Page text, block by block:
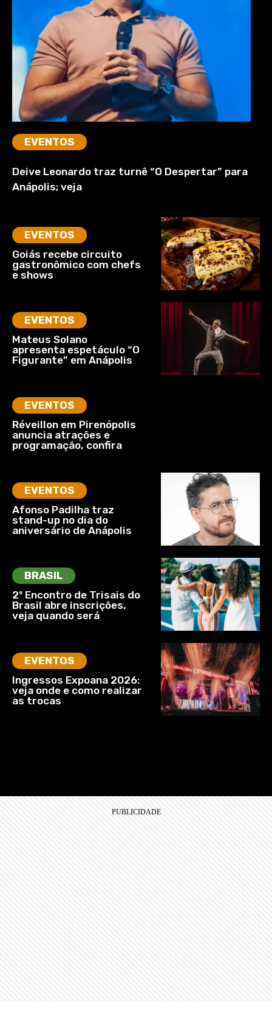
EVENTOS
Deive Leonardo traz turnê “O Despertar” para
Anápolis; veja
EVENTOS
Goiás recebe circuito
gastronômico com chefs
e shows
EVENTOS
Mateus Solano
apresenta espetáculo “O
Figurante” em Anápolis
EVENTOS
Réveillon em Pirenópolis
anuncia atrações e
programação, confira
EVENTOS
Afonso Padilha traz
stand-up no dia do
aniversário de Anápolis
BRASIL
2º Encontro de Trisais do
Brasil abre inscrições,
veja quando será
EVENTOS
Ingressos Expoana 2026:
veja onde e como realizar
as trocas